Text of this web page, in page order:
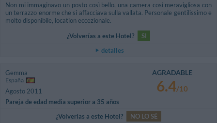
Non mi immaginavo un posto così bello, una camera così meravigliosa con
un terrazzo enorme che si affacciava sulla vallata. Personale gentilissimo e
molto disponibile, location eccezionale.
¿Volverías a este Hotel?
SI
detalles
Gemma
España
Agosto 2011
Pareja de edad media superior a 35 años
AGRADABLE
6.4/10
¿Volverías a este Hotel?
NO LO SÉ